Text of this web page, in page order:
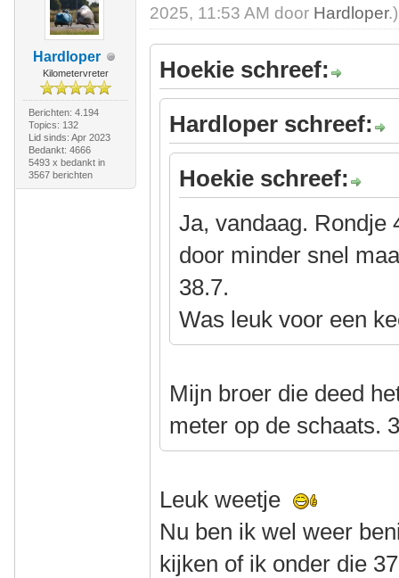
Hardloper
Kilometervreter
Berichten: 4.194
Topics: 132
Lid sinds: Apr 2023
Bedankt: 4666
5493 x bedankt in
3567 berichten
2025, 11:53 AM door Hardloper.)
Hoekie schreef:
Hardloper schreef:
Hoekie schreef:
Ja, vandaag. Rondje
door minder snel
38.7.
Was leuk voor een
Mijn broer die deed
meter op de schaats.
Leuk weetje
Nu ben ik wel weer
kijken of ik onder die